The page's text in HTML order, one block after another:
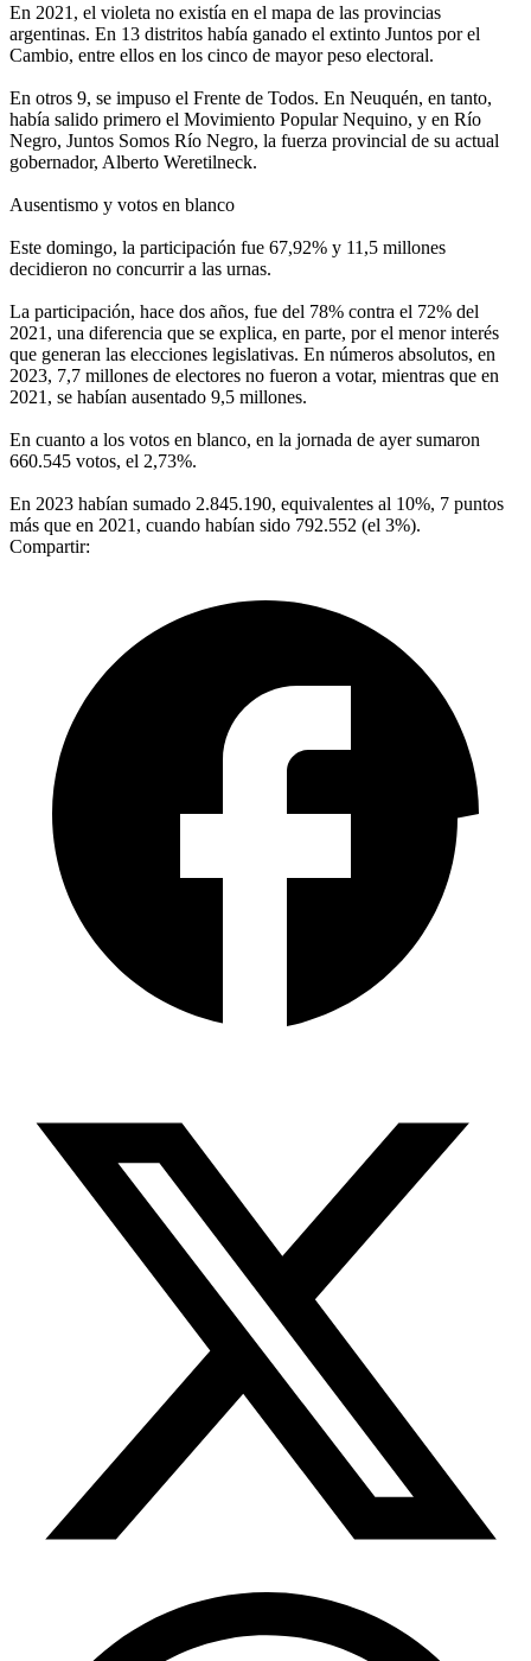
En 2021, el violeta no existía en el mapa de las provincias
argentinas. En 13 distritos había ganado el extinto Juntos por el
Cambio, entre ellos en los cinco de mayor peso electoral.
En otros 9, se impuso el Frente de Todos. En Neuquén, en tanto,
había salido primero el Movimiento Popular Nequino, y en Río
Negro, Juntos Somos Río Negro, la fuerza provincial de su actual
gobernador, Alberto Weretilneck.
Ausentismo y votos en blanco
Este domingo, la participación fue 67,92% y 11,5 millones
decidieron no concurrir a las urnas.
La participación, hace dos años, fue del 78% contra el 72% del
2021, una diferencia que se explica, en parte, por el menor interés
que generan las elecciones legislativas. En números absolutos, en
2023, 7,7 millones de electores no fueron a votar, mientras que en
2021, se habían ausentado 9,5 millones.
En cuanto a los votos en blanco, en la jornada de ayer sumaron
660.545 votos, el 2,73%.
En 2023 habían sumado 2.845.190, equivalentes al 10%, 7 puntos
más que en 2021, cuando habían sido 792.552 (el 3%).
Compartir: